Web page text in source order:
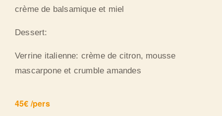
crème de balsamique et miel
Dessert:
Verrine italienne: crème de citron, mousse
mascarpone et crumble amandes
45€ /pers